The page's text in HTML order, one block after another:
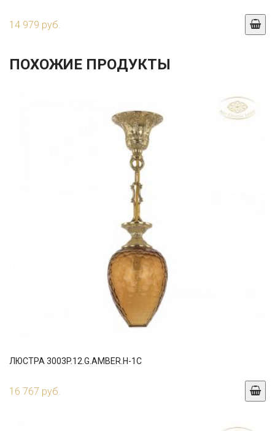
14 979 руб.
ПОХОЖИЕ ПРОДУКТЫ
ЛЮСТРА 3003P.12.G.AMBER.H-1C
16 767 руб.